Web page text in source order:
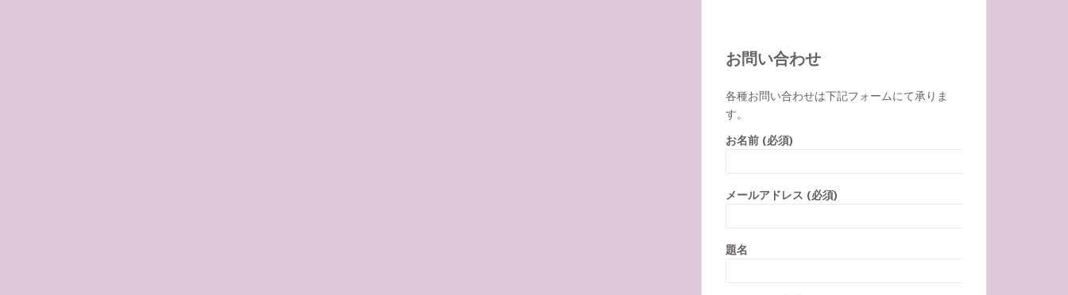
お問い合わせ
各種お問い合わせは下記フォームにて承りま
す。
お名前 (必須)
メールアドレス (必須)
題名